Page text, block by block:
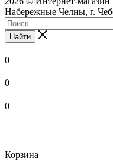
Набережные Челны, г.
Найти
0
0
0
Корзина